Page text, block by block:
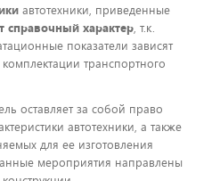
автотехники, приведенные
справочный характер, т.к.
показатели зависят
транспортного
оставляет за собой право
автотехники, а также
для ее изготовления
мероприятия направлены